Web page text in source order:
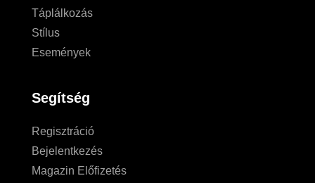
Táplálkozás
Stílus
Események
Segítség
Regisztráció
Bejelentkezés
Magazin Előfizetés